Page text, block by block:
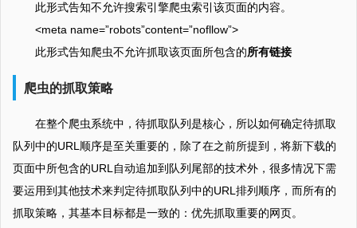
此形式告知不允许搜索引擎爬虫索引该页面的内容。
<meta name=”robots”content=”nofllow”>
此形式告知爬虫不允许抓取该页面所包含的所有链接
爬虫的抓取策略
在整个爬虫系统中，待抓取队列是核心，所以如何确定待抓取
队列中的URL顺序是至关重要的，除了在之前所提到，将新下载的
页面中所包含的URL自动追加到队列尾部的技术外，很多情况下需
要运用到其他技术来判定待抓取队列中的URL排列顺序，而所有的
抓取策略，其基本目标都是一致的：优先抓取重要的网页。